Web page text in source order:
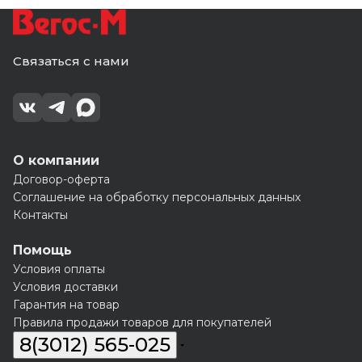
Связаться с нами
О компании
Договор-оферта
Соглашение на обработку персональных данных
Контакты
Помощь
Условия оплаты
Условия доставки
Гарантия на товар
Правила продажи товаров для покупателей
8(3012) 565-025